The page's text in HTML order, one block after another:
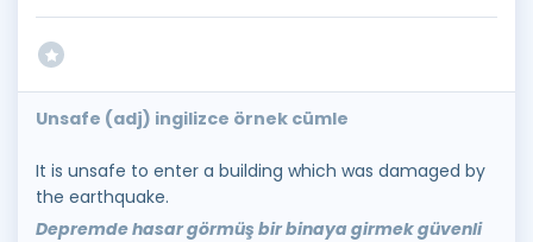
Unsafe (adj) ingilizce örnek cümle
It is unsafe to enter a building which was damaged by
the earthquake.
Depremde hasar görmüş bir binaya girmek güvenli